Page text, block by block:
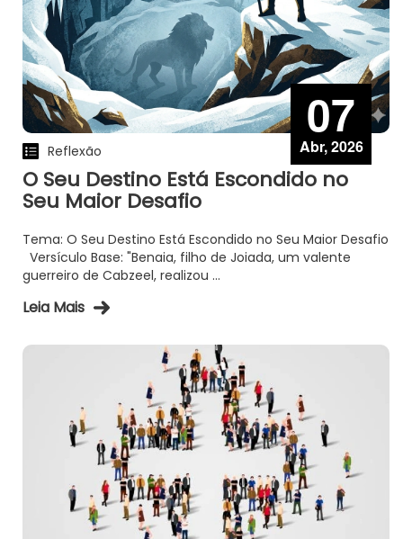
07
Abr, 2026
Reflexão
O Seu Destino Está Escondido no
Seu Maior Desafio
Tema: O Seu Destino Está Escondido no Seu Maior Desafio
Versículo Base: "Benaia, filho de Joiada, um valente
guerreiro de Cabzeel, realizou ...
Leia Mais